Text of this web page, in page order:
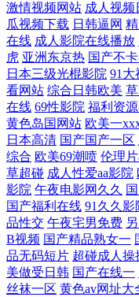
一本不卡 久草成人免费电
产 亚洲不卡网 欧美性爱
看男人懂的久操 日韩色干
利视频欧美 九七精品视频
费高清 91黄色废料 91TV
类专区综合欧美 国产在啪
人视频黑丝 性爱影音 日韩
品综合 肏屄少妇 91视频网
激情视频网站 成人视频
瓜视频下载 日韩逼网
在线 成人影院在线播放
虎 亚洲东京热 国产不
日本三级光棍影院 91大
看网站 综合日韩欧美
在线 69性影院 福利资
黄色岛国网站 欧美一
日本高清 国产国产一区
综合 欧美69潮喷 伦理
草超碰 成人性爱aa影院
影院 午夜电影网久久
国产福利在线 91久久影
品性交 午夜宅男免费
B视频 国产精品熟女一
品无码短片 超碰成人操
美做受日韩 国产在线一
丝袜一区 黄色av网址大